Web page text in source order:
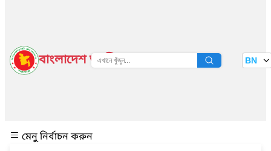
বাংলাদেশ জাতীয় তথ্য বাতায়ন BN
মেনু নির্বাচন করুন